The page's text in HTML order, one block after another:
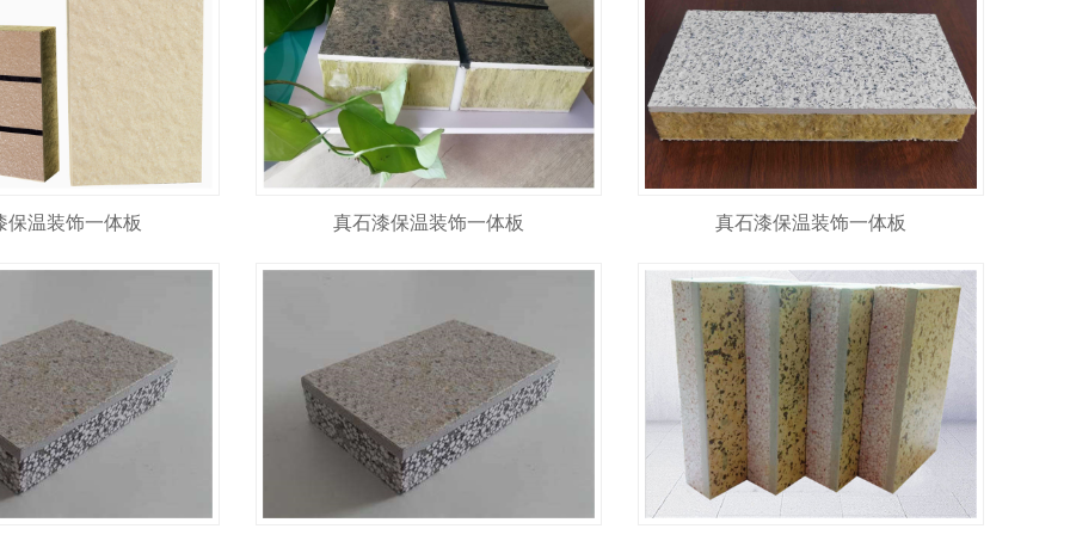
保温装饰一体板 真石漆保温装饰一体板 真石漆保温装饰一体板